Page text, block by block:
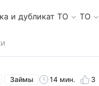
и дубликат ТО ТО
Займы 14 мин. 3